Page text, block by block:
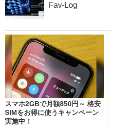
Fav-Log
スマホ2GBで月額850円～ 格安
SIMをお得に使うキャンペーン
実施中！